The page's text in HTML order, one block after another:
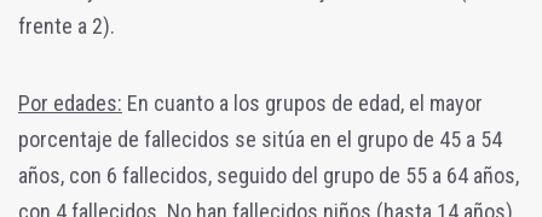
frente a 2).
Por edades: En cuanto a los grupos de edad, el mayor
porcentaje de fallecidos se sitúa en el grupo de 45 a 54
años, con 6 fallecidos, seguido del grupo de 55 a 64 años,
con 4 fallecidos. No han fallecidos niños (hasta 14 años),